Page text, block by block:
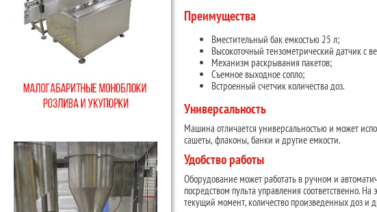
Преимущества
Вместительный бак емкостью 25 л;
Высокоточный тензометрический датчик с
Механизм раскрывания пакетов;
Съемное выходное сопло;
Встроенный счетчик количества доз.
Универсальность
Машина отличается универсальностью и может
сашеты, флаконы, банки и другие емкости.
Удобство работы
Оборудование может работать в ручном и
посредством пульта управления соответственно.
текущий момент, количество произведенных доз и